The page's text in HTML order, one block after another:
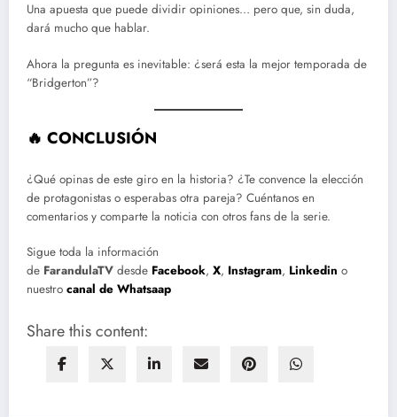
Una apuesta que puede dividir opiniones… pero que, sin duda,
dará mucho que hablar.
Ahora la pregunta es inevitable: ¿será esta la mejor temporada de
“Bridgerton”?
🔥 CONCLUSIÓN
¿Qué opinas de este giro en la historia? ¿Te convence la elección
de protagonistas o esperabas otra pareja? Cuéntanos en
comentarios y comparte la noticia con otros fans de la serie.
Sigue toda la información
de FarandulaTV desde Facebook, X, Instagram, Linkedin o
nuestro canal de Whatsaap
Share this content: